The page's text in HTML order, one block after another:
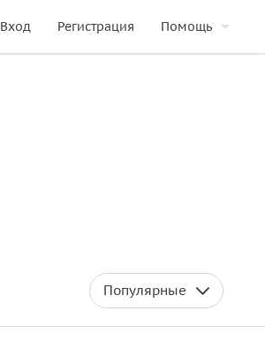
Вход Регистрация Помощь
Популярные